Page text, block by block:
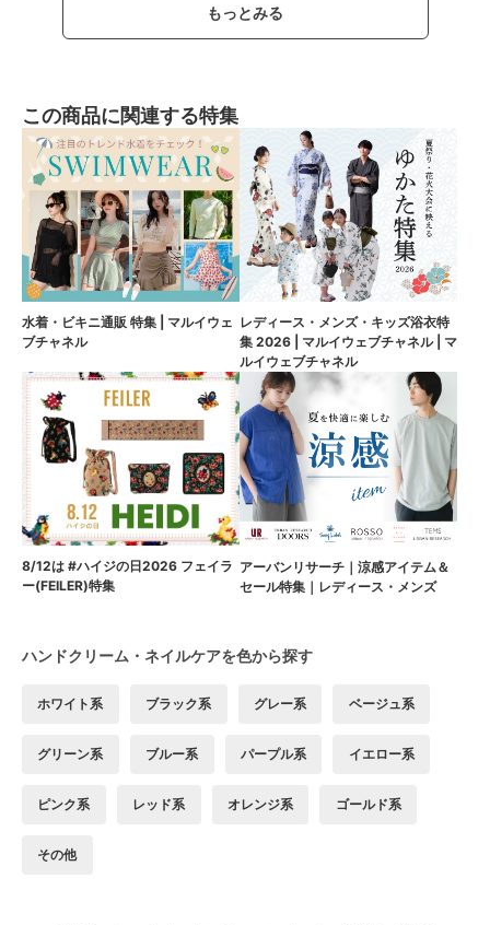
もっとみる
この商品に関連する特集
水着・ビキニ通販 特集 | マルイウェ
ブチャネル
レディース・メンズ・キッズ浴衣特
集 2026 | マルイウェブチャネル | マ
ルイウェブチャネル
8/12は #ハイジの日2026 フェイラ
ー(FEILER)特集
アーバンリサーチ｜涼感アイテム＆
セール特集｜レディース・メンズ
ハンドクリーム・ネイルケアを色から探す
ホワイト系 ブラック系 グレー系 ベージュ系
グリーン系 ブルー系 パープル系 イエロー系
ピンク系 レッド系 オレンジ系 ゴールド系
その他